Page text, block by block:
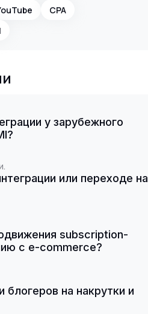
CPA
у зарубежного
или переходе на
subscription-
с e-commerce?
на накрутки и